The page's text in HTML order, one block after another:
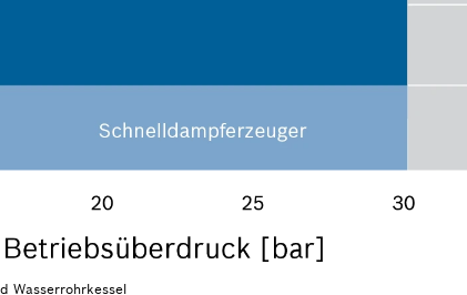
Wasserrohrkessel